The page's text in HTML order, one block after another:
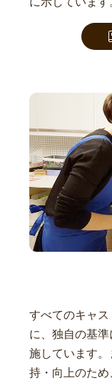
すべてのキャ
に、独自の基
施しています
持・向上のた